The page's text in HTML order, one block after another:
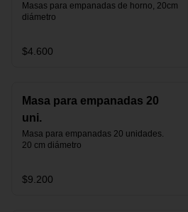
Masas para empanadas de horno, 20cm
diámetro
$4.600
Masa para empanadas 20
uni.
Masa para empanadas 20 unidades.
20 cm diámetro
$9.200